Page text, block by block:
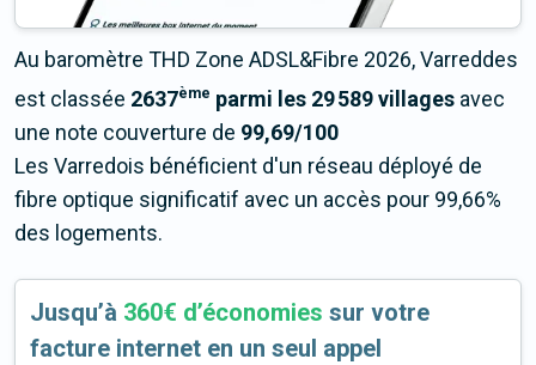
Au baromètre THD Zone ADSL&Fibre 2026, Varreddes
est classée 2637ème parmi les 29 589 villages avec
une note couverture de 99,69/100
Les Varredois bénéficient d'un réseau déployé de
fibre optique significatif avec un accès pour 99,66%
des logements.
Jusqu’à 360€ d’économies sur votre
facture internet en un seul appel